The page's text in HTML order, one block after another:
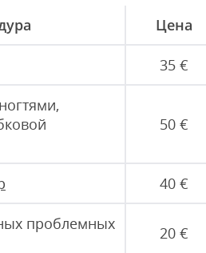
Цена
35 €
50 €
40 €
проблемных
20 €